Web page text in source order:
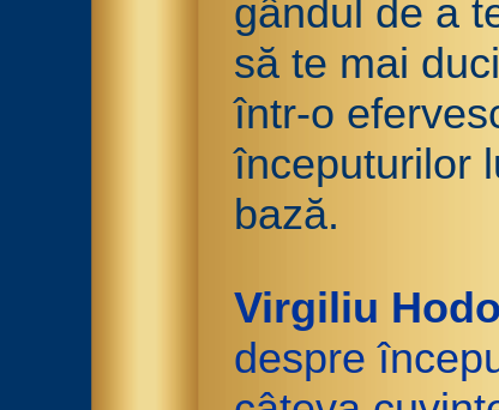
gândul de a
să te mai
într-o
începuturilor
bază.
Virgiliu
despre